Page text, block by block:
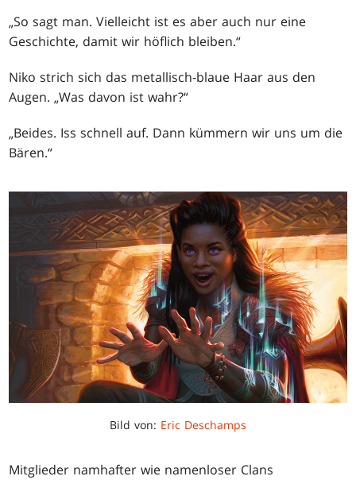
„So sagt man. Vielleicht ist es aber auch nur eine
Geschichte, damit wir höflich bleiben.“
Niko strich sich das metallisch-blaue Haar aus den
Augen. „Was davon ist wahr?“
„Beides. Iss schnell auf. Dann kümmern wir uns um die
Bären.“
Bild von: Eric Deschamps
Mitglieder namhafter wie namenloser Clans